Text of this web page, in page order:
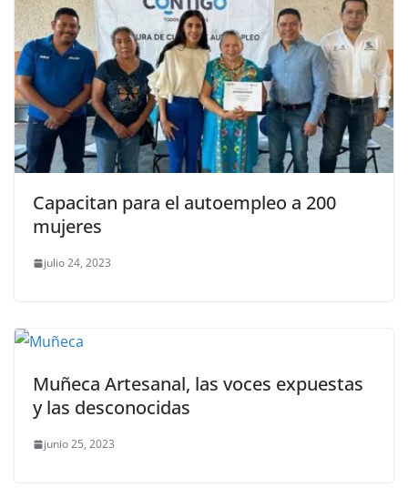
Capacitan para el autoempleo a 200
mujeres
julio 24, 2023
Muñeca Artesanal, las voces expuestas
y las desconocidas
junio 25, 2023